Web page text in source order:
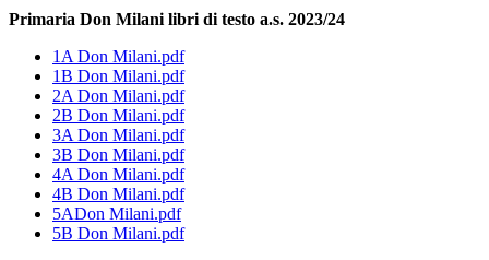
Primaria Don Milani libri di testo a.s. 2023/24
1A Don Milani.pdf
1B Don Milani.pdf
2A Don Milani.pdf
2B Don Milani.pdf
3A Don Milani.pdf
3B Don Milani.pdf
4A Don Milani.pdf
4B Don Milani.pdf
5ADon Milani.pdf
5B Don Milani.pdf